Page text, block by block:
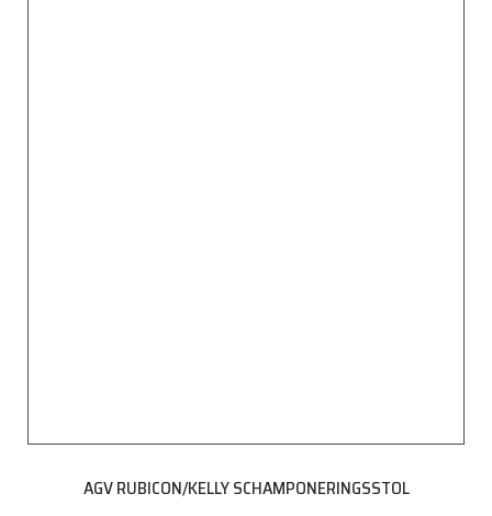
AGV RUBICON/KELLY SCHAMPONERINGSSTOL